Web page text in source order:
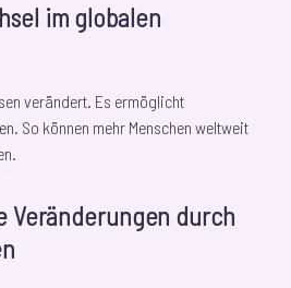
im globalen
verändert. Es ermöglicht
So können mehr Menschen weltweit
Veränderungen durch